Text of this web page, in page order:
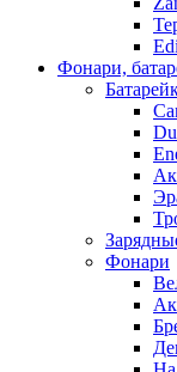
Фонари,
Фонари